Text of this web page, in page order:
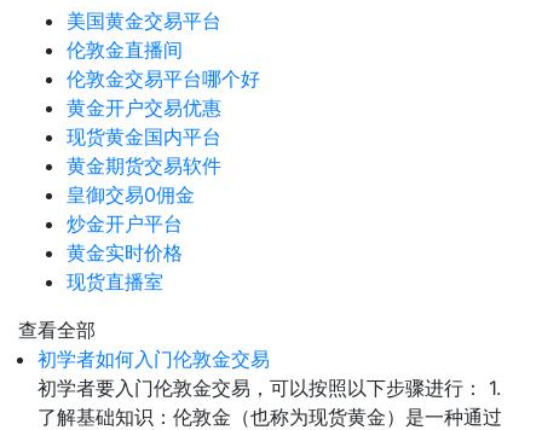
美国黄金交易平台
伦敦金直播间
伦敦金交易平台哪个好
黄金开户交易优惠
现货黄金国内平台
黄金期货交易软件
皇御交易0佣金
炒金开户平台
黄金实时价格
现货直播室
查看全部
初学者如何入门伦敦金交易
初学者要入门伦敦金交易，可以按照以下步骤进行： 1.
了解基础知识：伦敦金（也称为现货黄金）是一种通过